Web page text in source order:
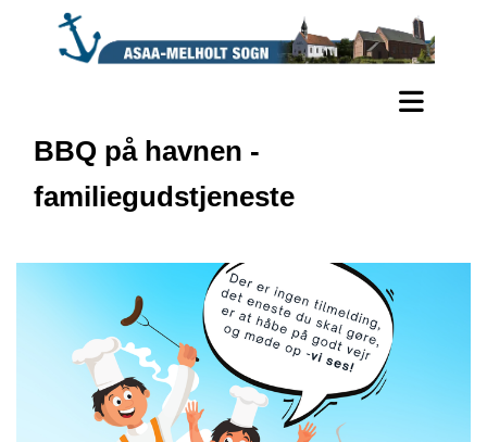
BBQ på havnen -
familiegudstjeneste